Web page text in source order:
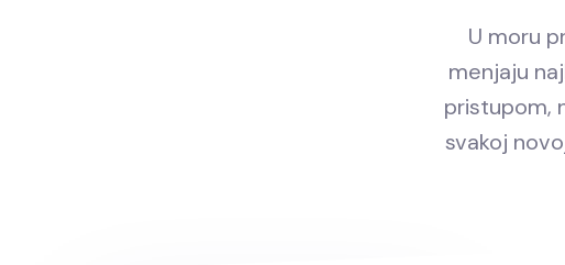
U moru
menjaju
pristupom,
svakoj